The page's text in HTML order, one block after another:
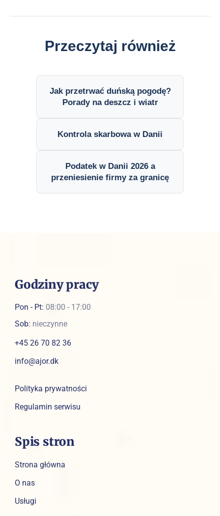
Przeczytaj również
Jak przetrwać duńską pogodę?
Porady na deszcz i wiatr
Kontrola skarbowa w Danii
Podatek w Danii 2026 a
przeniesienie firmy za granicę
Godziny pracy
Pon - Pt: 08:00 - 17:00
Sob: nieczynne
+45 26 70 82 36
info@ajor.dk
Polityka prywatności
Regulamin serwisu
Spis stron
Strona główna
O nas
Usługi